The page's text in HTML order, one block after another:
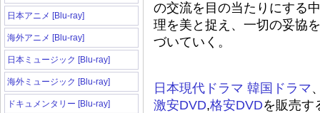
日本アニメ [Blu-ray]
海外アニメ [Blu-ray]
日本ミュージック [Blu-ray]
海外ミュージック [Blu-ray]
ドキュメンタリー [Blu-ray]
の交流を目の当たりにする
理を美と捉え、一切の妥協
づいていく。
日本現代ドラマ 韓国ドラマ
激安DVD,格安DVDを販売す